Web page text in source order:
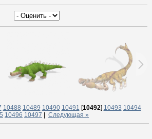
10488 10489 10490 10491 [10492] 10493 10494
10496 10497 Следующая »